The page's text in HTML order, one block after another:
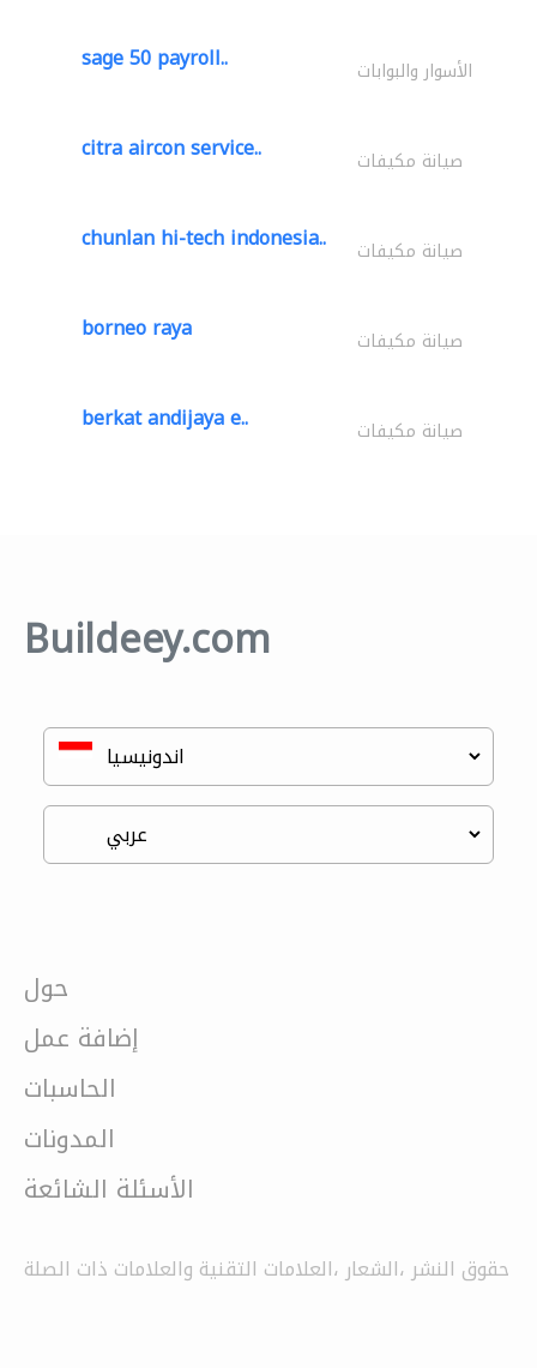
sage 50 payroll.. الأسوار والبوابات
citra aircon service.. صيانة مكيفات
chunlan hi-tech indonesia.. صيانة مكيفات
borneo raya صيانة مكيفات
berkat andijaya e.. صيانة مكيفات
Buildeey.com
حول
إضافة عمل
الحاسبات
المدونات
الأسئلة الشائعة
حقوق النشر ،الشعار ،العلامات التقنية والعلامات ذات الصلة